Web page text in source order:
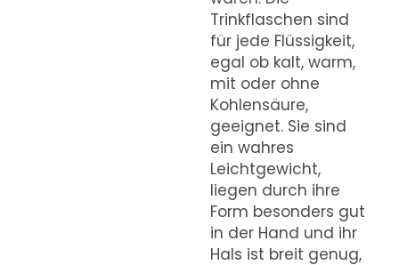
Trinkflaschen sind
für jede Flüssigkeit,
egal ob kalt, warm,
mit oder ohne
Kohlensäure,
geeignet. Sie sind
ein wahres
Leichtgewicht,
liegen durch ihre
Form besonders gut
in der Hand und ihr
Hals ist breit genug,